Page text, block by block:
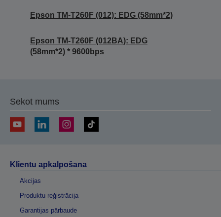
Epson TM-T260F (012): EDG (58mm*2)
Epson TM-T260F (012BA): EDG
(58mm*2) * 9600bps
Sekot mums
Klientu apkalpošana
Akcijas
Produktu reģistrācija
Garantijas pārbaude